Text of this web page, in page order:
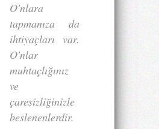
O'nlara
tapmanıza da
ihtiyaçları var.
O'nlar
muhtaçlığınız
ve
çaresizliğinizle
beslenenlerdir.